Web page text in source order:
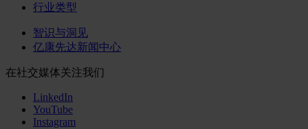
行业类型
智识与洞见
亿康先达新闻中心
在社交媒体关注我们
LinkedIn
YouTube
Instagram